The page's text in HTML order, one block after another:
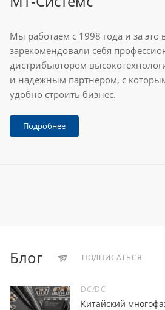
Мы работаем с 1998 года и за это
зарекомендовали себя
дистрибьютором
и надежным партнером, с
удобно строить бизнес.
Подробнее
Блог ПОДПИСАТЬСЯ
DC/DC
Китайский